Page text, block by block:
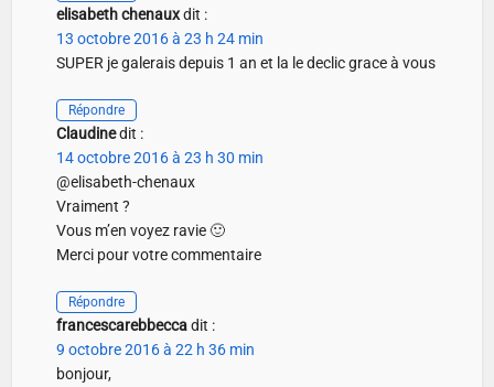
elisabeth chenaux dit :
13 octobre 2016 à 23 h 24 min
SUPER je galerais depuis 1 an et la le declic grace à vous
Répondre
Claudinedit :
14 octobre 2016 à 23 h 30 min
@elisabeth-chenaux
Vraiment ?
Vous m’en voyez ravie 🙂
Merci pour votre commentaire
Répondre
francescarebbecca dit :
9 octobre 2016 à 22 h 36 min
bonjour,